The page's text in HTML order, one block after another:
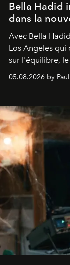
Bella Hadid
dans la
Avec Bella
Los Angeles
sur l'équilibre,
05.08.2026 by